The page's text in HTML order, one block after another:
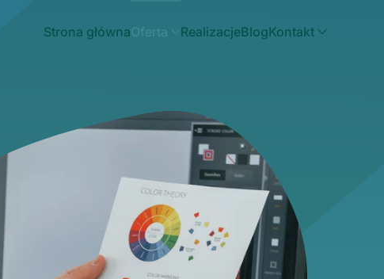
Strona główna RealizacjeBlogKontakt